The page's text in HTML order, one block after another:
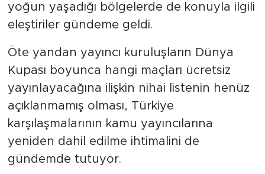
yoğun yaşadığı bölgelerde de konuyla ilgili
eleştiriler gündeme geldi.
Öte yandan yayıncı kuruluşların Dünya
Kupası boyunca hangi maçları ücretsiz
yayınlayacağına ilişkin nihai listenin henüz
açıklanmamış olması, Türkiye
karşılaşmalarının kamu yayıncılarına
yeniden dahil edilme ihtimalini de
gündemde tutuyor.